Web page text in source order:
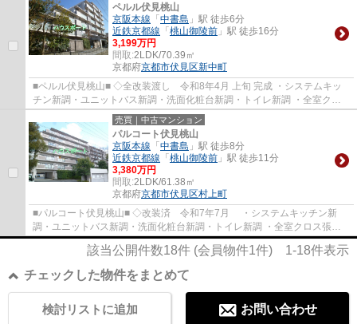
ペルル伏見桃山
京阪本線 「中書島 」駅 徒歩6分
近鉄京都線 「桃山御陵前 」駅 徒歩16分
3,199万円
間取:2LDK/70.39㎡
京都府京都市伏見区新中町
■ペルル伏見桃山■ ◇全改装渡し 令和8年4月 上旬 完成 ・システムキッ
チン新調・ユニットバス新調・洗面化粧台新調・トイレ新調 ・全室クロ
ス張替・全室フローリング張替・CF張替・建...
売買｜中古マンション
パルコート伏見桃山
京阪本線 「中書島 」駅 徒歩8分
近鉄京都線 「桃山御陵前 」駅 徒歩11分
3,380万円
間取:2LDK/61.38㎡
京都府京都市伏見区村上町
■パルコート伏見桃山■ ◇改装済 令和7年7月 ・システムキッチン新
調・ユニットバス新調・洗面化粧台新調・トイレ新調 ・全室クロス張
替・全室フローリング張替・CF張替・ハウスクリ...
該当公開件数18件 (会員物件1件) 1-18件表示
チェックした物件をまとめて
お問い合わせ
検討リストに追加